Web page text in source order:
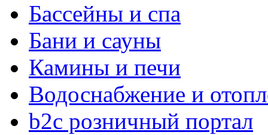
Бассейны и спа
Бани и сауны
Камины и печи
Водоснабжение и
b2c розничный портал